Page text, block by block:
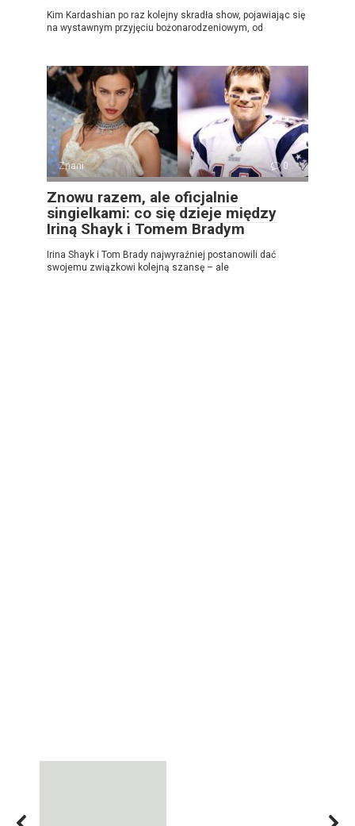
Kim Kardashian po raz kolejny skradła show, pojawiając się
na wystawnym przyjęciu bożonarodzeniowym, od
Znani 0
Znowu razem, ale oficjalnie
singielkami: co się dzieje między
Iriną Shayk i Tomem Bradym
Irina Shayk i Tom Brady najwyraźniej postanowili dać
swojemu związkowi kolejną szansę – ale